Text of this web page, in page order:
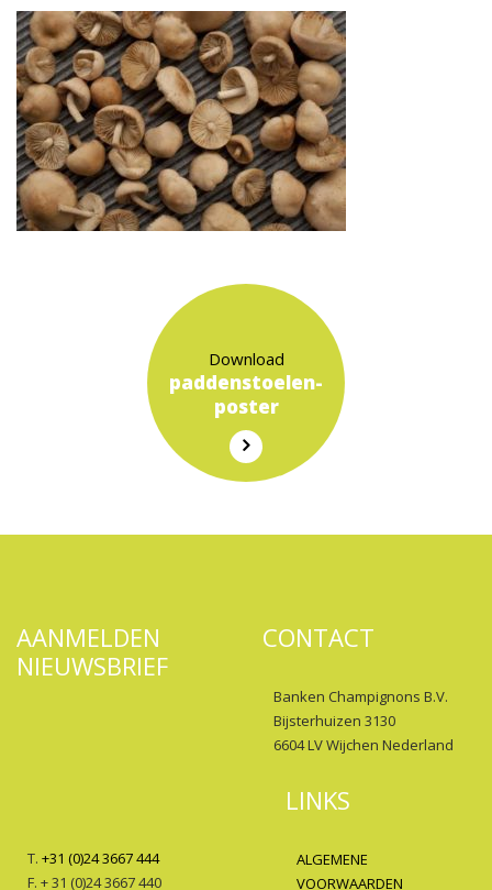
Download
paddenstoelen-
poster
AANMELDEN
NIEUWSBRIEF
CONTACT
Banken Champignons B.V.
Bijsterhuizen 3130
6604 LV Wijchen Nederland
T. +31 (0)24 3667 444
F. + 31 (0)24 3667 440
LINKS
ALGEMENE
VOORWAARDEN